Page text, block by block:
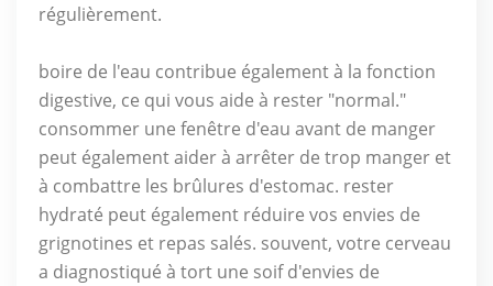
régulièrement.
boire de l'eau contribue également à la fonction
digestive, ce qui vous aide à rester "normal."
consommer une fenêtre d'eau avant de manger
peut également aider à arrêter de trop manger et
à combattre les brûlures d'estomac. rester
hydraté peut également réduire vos envies de
grignotines et repas salés. souvent, votre cerveau
a diagnostiqué à tort une soif d'envies de